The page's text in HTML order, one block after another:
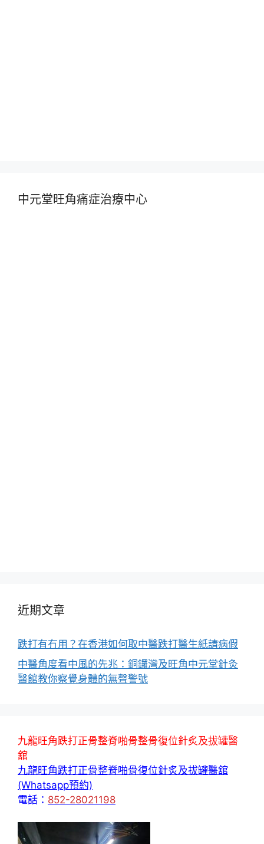
中元堂旺角痛症治療中心
近期文章
跌打有冇用？在香港如何取中醫跌打醫生紙請病假
中醫角度看中風的先兆：銅鑼灣及旺角中元堂針灸
醫館教你察覺身體的無聲警號
九龍旺角跌打正骨整脊啪骨整骨復位針炙及拔罐醫
舘
九龍旺角跌打正骨整脊啪骨復位針炙及拔罐醫舘
(Whatsapp預約)
電話： 852-28021198